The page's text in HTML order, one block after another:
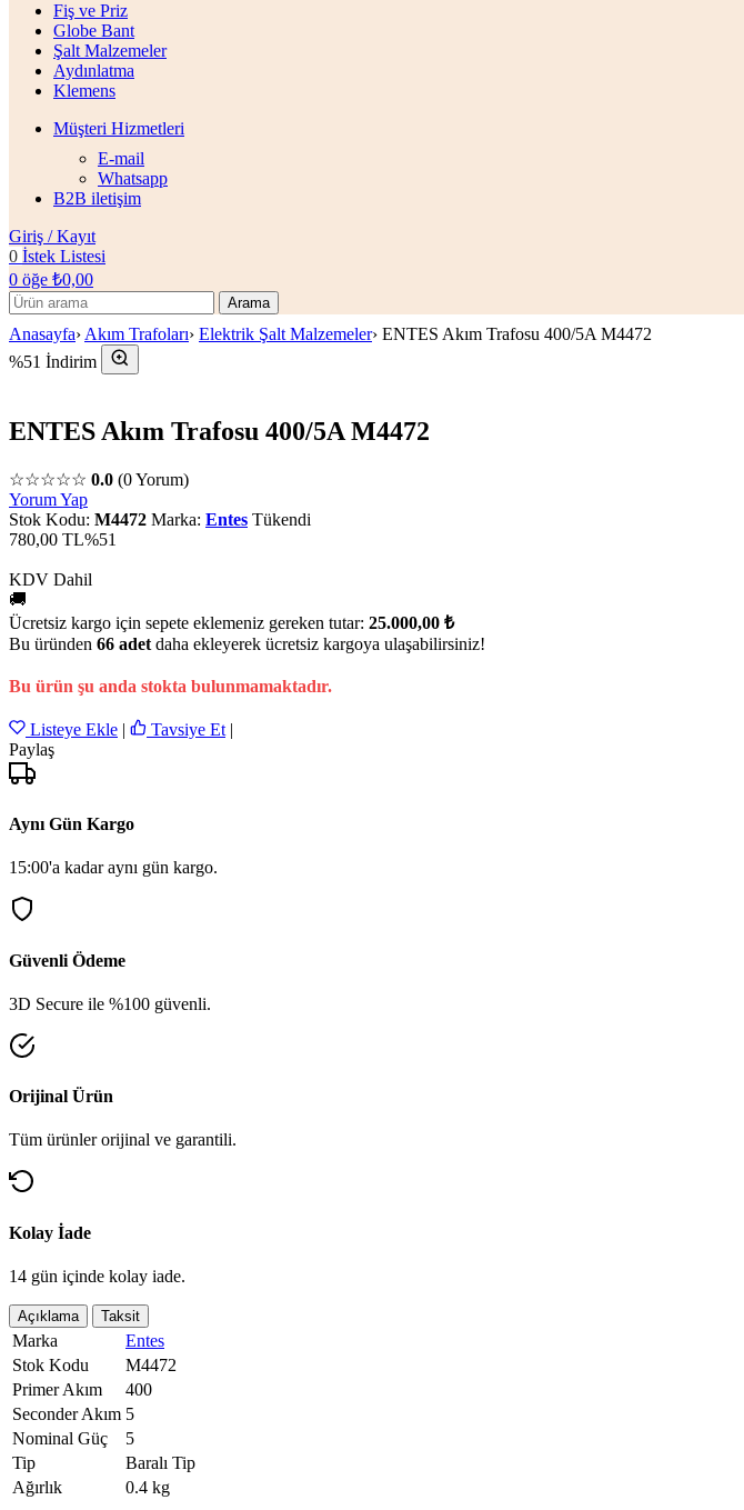
Fiş ve Priz
Globe Bant
Şalt Malzemeler
Aydınlatma
Klemens
Müşteri Hizmetleri
E-mail
Whatsapp
B2B iletişim
Giriş / Kayıt
0 İstek Listesi
0 öğe ₺0,00
Arama
Anasayfa› Akım Trafoları› Elektrik Şalt Malzemeler› ENTES Akım Trafosu 400/5A M4472
%51 İndirim
ENTES Akım Trafosu 400/5A M4472
☆☆☆☆☆ 0.0 (0 Yorum)
Yorum Yap
Stok Kodu: M4472 Marka: Entes Tükendi
780,00 TL%51
KDV Dahil
🚚
Ücretsiz kargo için sepete eklemeniz gereken tutar: 25.000,00 ₺
Bu üründen 66 adet daha ekleyerek ücretsiz kargoya ulaşabilirsiniz!
Bu ürün şu anda stokta bulunmamaktadır.
Listeye Ekle | Tavsiye Et |
Paylaş
Aynı Gün Kargo
15:00'a kadar aynı gün kargo.
Güvenli Ödeme
3D Secure ile %100 güvenli.
Orijinal Ürün
Tüm ürünler orijinal ve garantili.
Kolay İade
14 gün içinde kolay iade.
Açıklama Taksit
Marka
Entes
Stok Kodu
M4472
Primer Akım
400
Seconder Akım 5
Nominal Güç
5
Tip
Baralı Tip
Ağırlık
0.4 kg